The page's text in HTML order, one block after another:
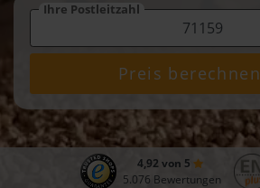
Ihre Postleitzahl
Preis berechnen
4,92 von 5
5.076 Bewertungen